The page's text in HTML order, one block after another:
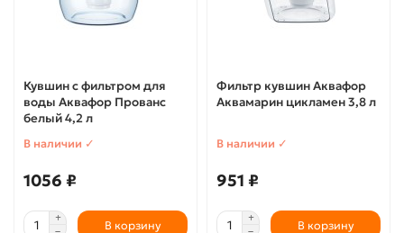
Кувшин с фильтром для
воды Аквафор Прованс
белый 4,2 л
В наличии ✓
1056 ₽
В корзину
Фильтр кувшин Аквафор
Аквамарин цикламен 3,8 л
В наличии ✓
951 ₽
В корзину